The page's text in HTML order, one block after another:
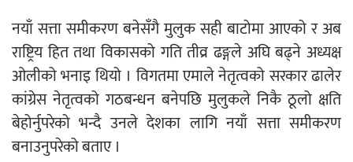
नयाँ सत्ता समीकरण बनेसँगै मुलुक सही बाटोमा आएको र अब
राष्ट्रिय हित तथा विकासको गति तीव्र ढङ्गले अघि बढ्ने अध्यक्ष
ओलीको भनाइ थियो । विगतमा एमाले नेतृत्वको सरकार ढालेर
कांग्रेस नेतृत्वको गठबन्धन बनेपछि मुलुकले निकै ठूलो क्षति
बेहोर्नुपरेको भन्दै उनले देशका लागि नयाँ सत्ता समीकरण
बनाउनुपरेको बताए ।